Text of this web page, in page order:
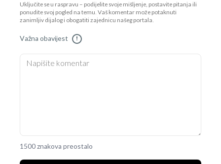
Uključite se u raspravu – podijelite svoje mišljenje, postavite pitanja ili
ponudite svoj pogled na temu. Vaš komentar može potaknuti
zanimljiv dijalog i obogatiti zajednicu našeg portala.
Važna obavijest !
1500 znakova preostalo